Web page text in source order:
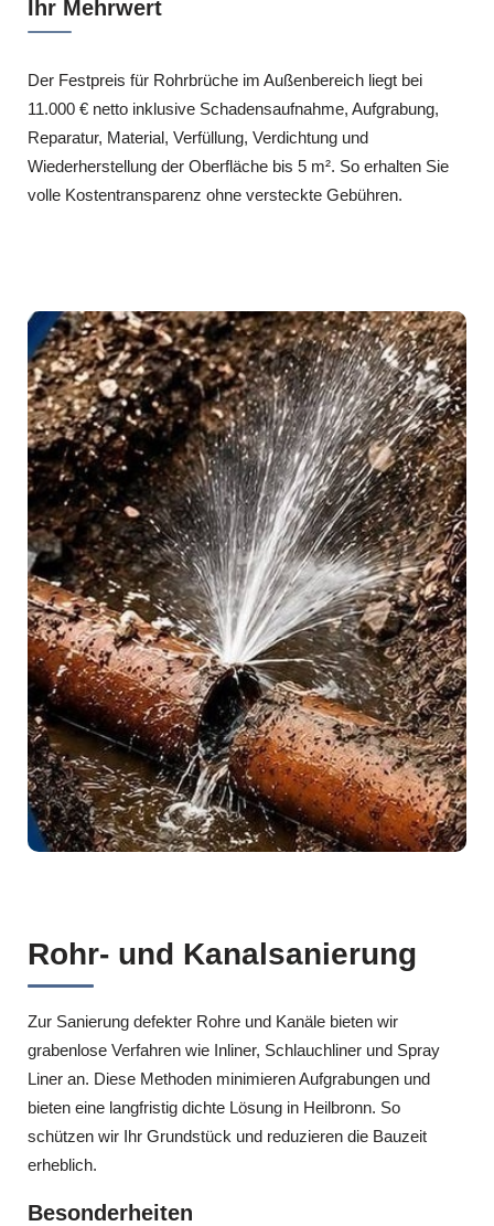
Ihr Mehrwert
Der Festpreis für Rohrbrüche im Außenbereich liegt bei
11.000 € netto inklusive Schadensaufnahme, Aufgrabung,
Reparatur, Material, Verfüllung, Verdichtung und
Wiederherstellung der Oberfläche bis 5 m². So erhalten Sie
volle Kostentransparenz ohne versteckte Gebühren.
Rohr- und Kanalsanierung
Zur Sanierung defekter Rohre und Kanäle bieten wir
grabenlose Verfahren wie Inliner, Schlauchliner und Spray
Liner an. Diese Methoden minimieren Aufgrabungen und
bieten eine langfristig dichte Lösung in Heilbronn. So
schützen wir Ihr Grundstück und reduzieren die Bauzeit
erheblich.
Besonderheiten